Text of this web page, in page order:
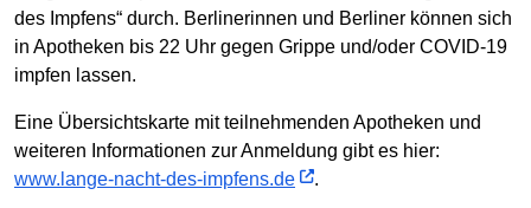
des Impfens“ durch. Berlinerinnen und Berliner können sich
in Apotheken bis 22 Uhr gegen Grippe und/oder COVID-19
impfen lassen.
Eine Übersichtskarte mit teilnehmenden Apotheken und
weiteren Informationen zur Anmeldung gibt es hier:
www.lange-nacht-des-impfens.de
.